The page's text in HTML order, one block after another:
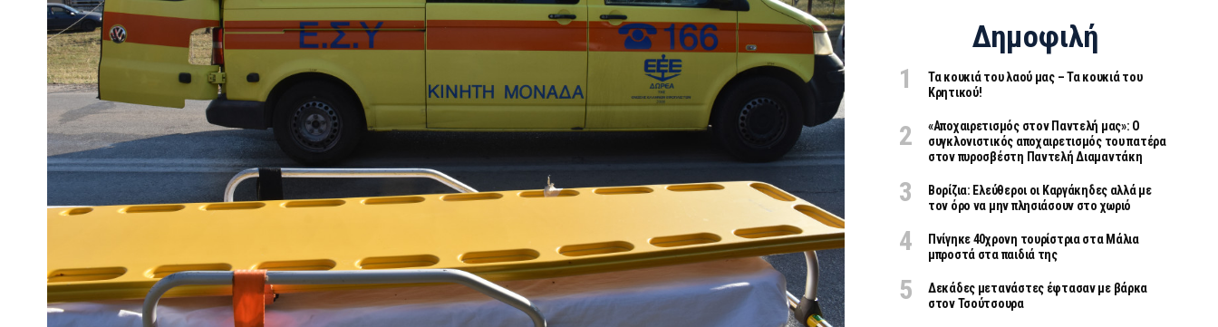
Δημοφιλή
Τα κουκιά του λαού μας – Τα κουκιά του
Κρητικού!
«Aποχαιρετισμός στον Παντελή μας»: Ο
συγκλονιστικός αποχαιρετισμός του πατέρα
στον πυροσβέστη Παντελή Διαμαντάκη
Βορίζια: Ελεύθεροι οι Καργάκηδες αλλά με
τον όρο να μην πλησιάσουν στο χωριό
Πνίγηκε 40χρονη τουρίστρια στα Μάλια
μπροστά στα παιδιά της
Δεκάδες μετανάστες έφτασαν με βάρκα
στον Τσούτσουρα